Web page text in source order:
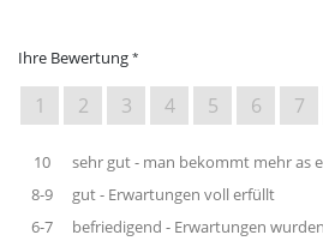
Ihre Bewertung
1 2 3 4 5 6 7
10
sehr gut - man bekommt mehr as
8-9
gut - Erwartungen voll erfüllt
6-7
befriedigend - Erwartungen